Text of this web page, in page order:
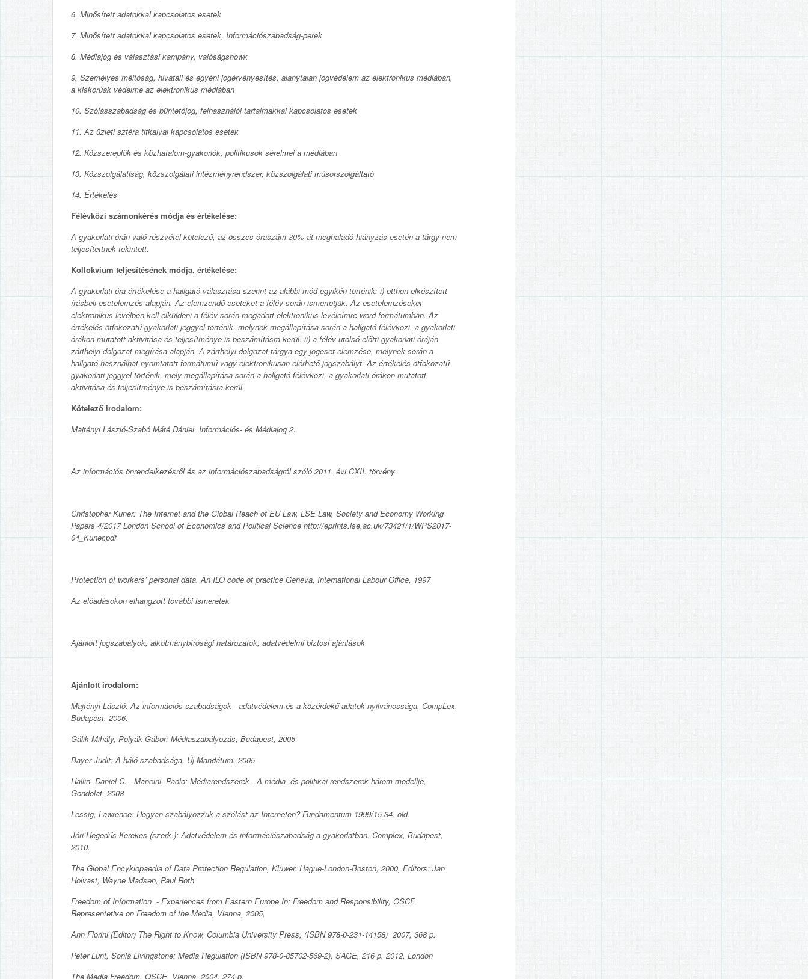
6. Minősített adatokkal kapcsolatos esetek
7. Minősített adatokkal kapcsolatos esetek, Információszabadság-perek
8. Médiajog és választási kampány, valóságshowk
9. Személyes méltóság, hivatali és egyéni jogérvényesítés, alanytalan jogvédelem az elektronikus médiában,
a kiskorúak védelme az elektronikus médiában
10. Szólásszabadság és büntetőjog, felhasználói tartalmakkal kapcsolatos esetek
11. Az üzleti szféra titkaival kapcsolatos esetek
12. Közszereplők és közhatalom-gyakorlók, politikusok sérelmei a médiában
13. Közszolgálatiság, közszolgálati intézményrendszer, közszolgálati műsorszolgáltató
14. Értékelés
Félévközi számonkérés módja és értékelése:
A gyakorlati órán való részvétel kötelező, az összes óraszám 30%-át meghaladó hiányzás esetén a tárgy nem
teljesítettnek tekintett.
Kollokvium teljesítésének módja, értékelése:
A gyakorlati óra értékelése a hallgató választása szerint az alábbi mód egyikén történik: i) otthon elkészített
írásbeli esetelemzés alapján. Az elemzendő eseteket a félév során ismertetjük. Az esetelemzéseket
elektronikus levélben kell elküldeni a félév során megadott elektronikus levélcímre word formátumban. Az
értékelés ötfokozatú gyakorlati jeggyel történik, melynek megállapítása során a hallgató félévközi, a gyakorlati
órákon mutatott aktivitása és teljesítménye is beszámításra kerül. ii) a félév utolsó előtti gyakorlati óráján
zárthelyi dolgozat megírása alapján. A zárthelyi dolgozat tárgya egy jogeset elemzése, melynek során a
hallgató használhat nyomtatott formátumú vagy elektronikusan elérhető jogszabályt. Az értékelés ötfokozatú
gyakorlati jeggyel történik, mely megállapítása során a hallgató félévközi, a gyakorlati órákon mutatott
aktivitása és teljesítménye is beszámításra kerül.
Kötelező irodalom:
Majtényi László-Szabó Máté Dániel. Információs- és Médiajog 2.
Az információs önrendelkezésről és az információszabadságról szóló 2011. évi CXII. törvény
Christopher Kuner: The Internet and the Global Reach of EU Law, LSE Law, Society and Economy Working
Papers 4/2017 London School of Economics and Political Science http://eprints.lse.ac.uk/73421/1/WPS2017-
04_Kuner.pdf
Protection of workers’ personal data. An ILO code of practice Geneva, International Labour Office, 1997
Az előadásokon elhangzott további ismeretek
Ajánlott jogszabályok, alkotmánybírósági határozatok, adatvédelmi biztosi ajánlások
Ajánlott irodalom:
Majtényi László: Az információs szabadságok - adatvédelem és a közérdekű adatok nyilvánossága, CompLex,
Budapest, 2006.
Gálik Mihály, Polyák Gábor: Médiaszabályozás, Budapest, 2005
Bayer Judit: A háló szabadsága, Új Mandátum, 2005
Hallin, Daniel C. - Mancini, Paolo: Médiarendszerek - A média- és politikai rendszerek három modellje,
Gondolat, 2008
Lessig, Lawrence: Hogyan szabályozzuk a szólást az Interneten? Fundamentum 1999/15-34. old.
Jóri-Hegedűs-Kerekes (szerk.): Adatvédelem és információszabadság a gyakorlatban. Complex, Budapest,
2010.
The Global Encyklopaedia of Data Protection Regulation, Kluwer. Hague-London-Boston, 2000, Editors: Jan
Holvast, Wayne Madsen, Paul Roth
Freedom of Information - Experiences from Eastern Europe In: Freedom and Responsibility, OSCE
Representetive on Freedom of the Media, Vienna, 2005,
Ann Florini (Editor) The Right to Know, Columbia University Press, (ISBN 978-0-231-14158) 2007, 368 p.
Peter Lunt, Sonia Livingstone: Media Regulation (ISBN 978-0-85702-569-2), SAGE, 216 p. 2012, London
The Media Freedom, OSCE, Vienna, 2004, 274 p.